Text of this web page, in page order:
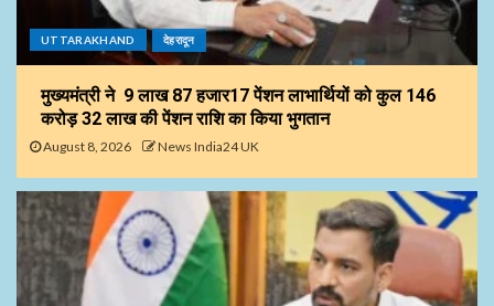
UTTARAKHAND देहरादून
मुख्यमंत्री ने 9 लाख 87 हजार17 पेंशन लाभार्थियों को कुल ₹146
करोड़ 32 लाख की पेंशन राशि का किया भुगतान
August 8, 2026 News India24 UK